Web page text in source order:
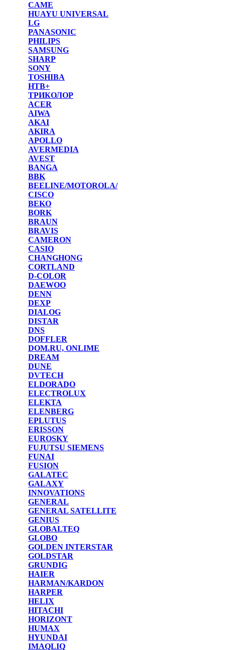
CAME
HUAYU UNIVERSAL
LG
PANASONIC
PHILIPS
SAMSUNG
SHARP
SONY
TOSHIBA
НТВ+
ТРИКОЛОР
ACER
AIWA
AKAI
AKIRA
APOLLO
AVERMEDIA
AVEST
BANGA
BBK
BEELINE/MOTOROLA/
CISCO
BEKO
BORK
BRAUN
BRAVIS
CAMERON
CASIO
CHANGHONG
CORTLAND
D-COLOR
DAEWOO
DENN
DEXP
DIALOG
DISTAR
DNS
DOFFLER
DOM.RU, ONLIME
DREAM
DUNE
DVTECH
ELDORADO
ELECTROLUX
ELEKTA
ELENBERG
EPLUTUS
ERISSON
EUROSKY
FUJUTSU SIEMENS
FUNAI
FUSION
GALATEC
GALAXY
INNOVATIONS
GENERAL
GENERAL SATELLITE
GENIUS
GLOBALTEQ
GLOBO
GOLDEN INTERSTAR
GOLDSTAR
GRUNDIG
HAIER
HARMAN/KARDON
HARPER
HELIX
HITACHI
HORIZONT
HUMAX
HYUNDAI
IMAQLIQ